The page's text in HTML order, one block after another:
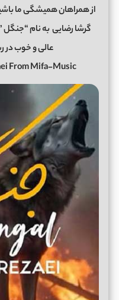
از همراهان همیشگی ما
گرشا رضایی
عالی و خوب در
From Mifa-Music